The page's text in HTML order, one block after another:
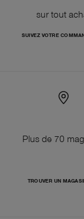
sur tout
SUIVEZ VOTRE
Plus de 70
TROUVER UN